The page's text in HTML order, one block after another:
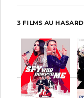
3 FILMS AU HASARD